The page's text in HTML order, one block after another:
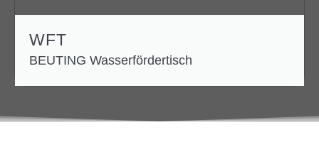
WFT
BEUTING Wasserfördertisch